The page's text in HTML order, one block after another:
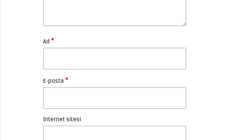
Ad *
E-posta *
İnternet sitesi